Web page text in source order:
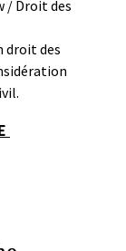
/ Droit des
droit des